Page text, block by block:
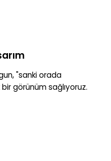
"sanki orada
bir görünüm sağlıyoruz.